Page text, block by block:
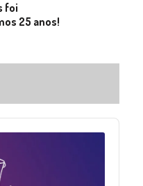
foi
25 anos!